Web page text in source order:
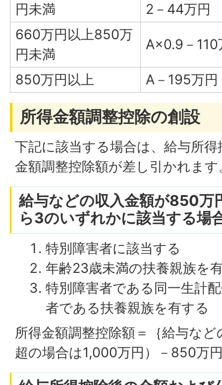
円未満
2－44万円
660万円以上850万
円未満
A×0.9－110
850万円以上 A－195万円
所得金額調整控除の創設
下記に該当する場合は、給与所
金額調整控除額が差し引かれます
給与などの収入金額が850万
ら3のいずれかに該当する場
特別障害者に該当する
年齢23歳未満の扶養親族を
特別障害者である同一生計
者である扶養親族を有する
所得金額調整控除額＝｛給与な
超の場合は1,000万円）－850万